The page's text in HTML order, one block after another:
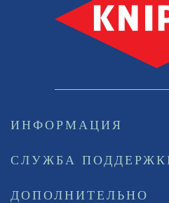
ИНФОРМАЦИЯ
СЛУЖБА
ДОПОЛНИТЕЛЬНО